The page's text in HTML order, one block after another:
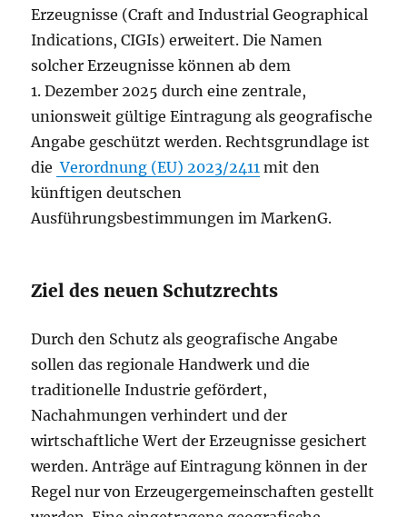
Erzeugnisse (Craft and Industrial Geographical
Indications, CIGIs) erweitert. Die Namen
solcher Erzeugnisse können ab dem
1. Dezember 2025 durch eine zentrale,
unionsweit gültige Eintragung als geografische
Angabe geschützt werden. Rechtsgrundlage ist
die Verordnung (EU) 2023/2411 mit den
künftigen deutschen
Ausführungsbestimmungen im MarkenG.
Ziel des neuen Schutzrechts
Durch den Schutz als geografische Angabe
sollen das regionale Handwerk und die
traditionelle Industrie gefördert,
Nachahmungen verhindert und der
wirtschaftliche Wert der Erzeugnisse gesichert
werden. Anträge auf Eintragung können in der
Regel nur von Erzeugergemeinschaften gestellt